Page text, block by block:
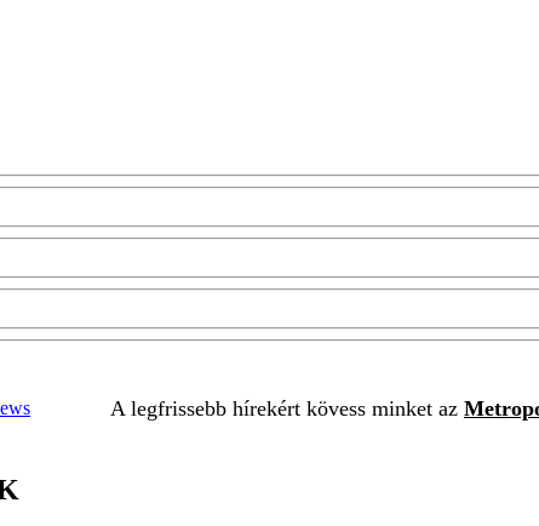
A legfrissebb hírekért kövess minket az